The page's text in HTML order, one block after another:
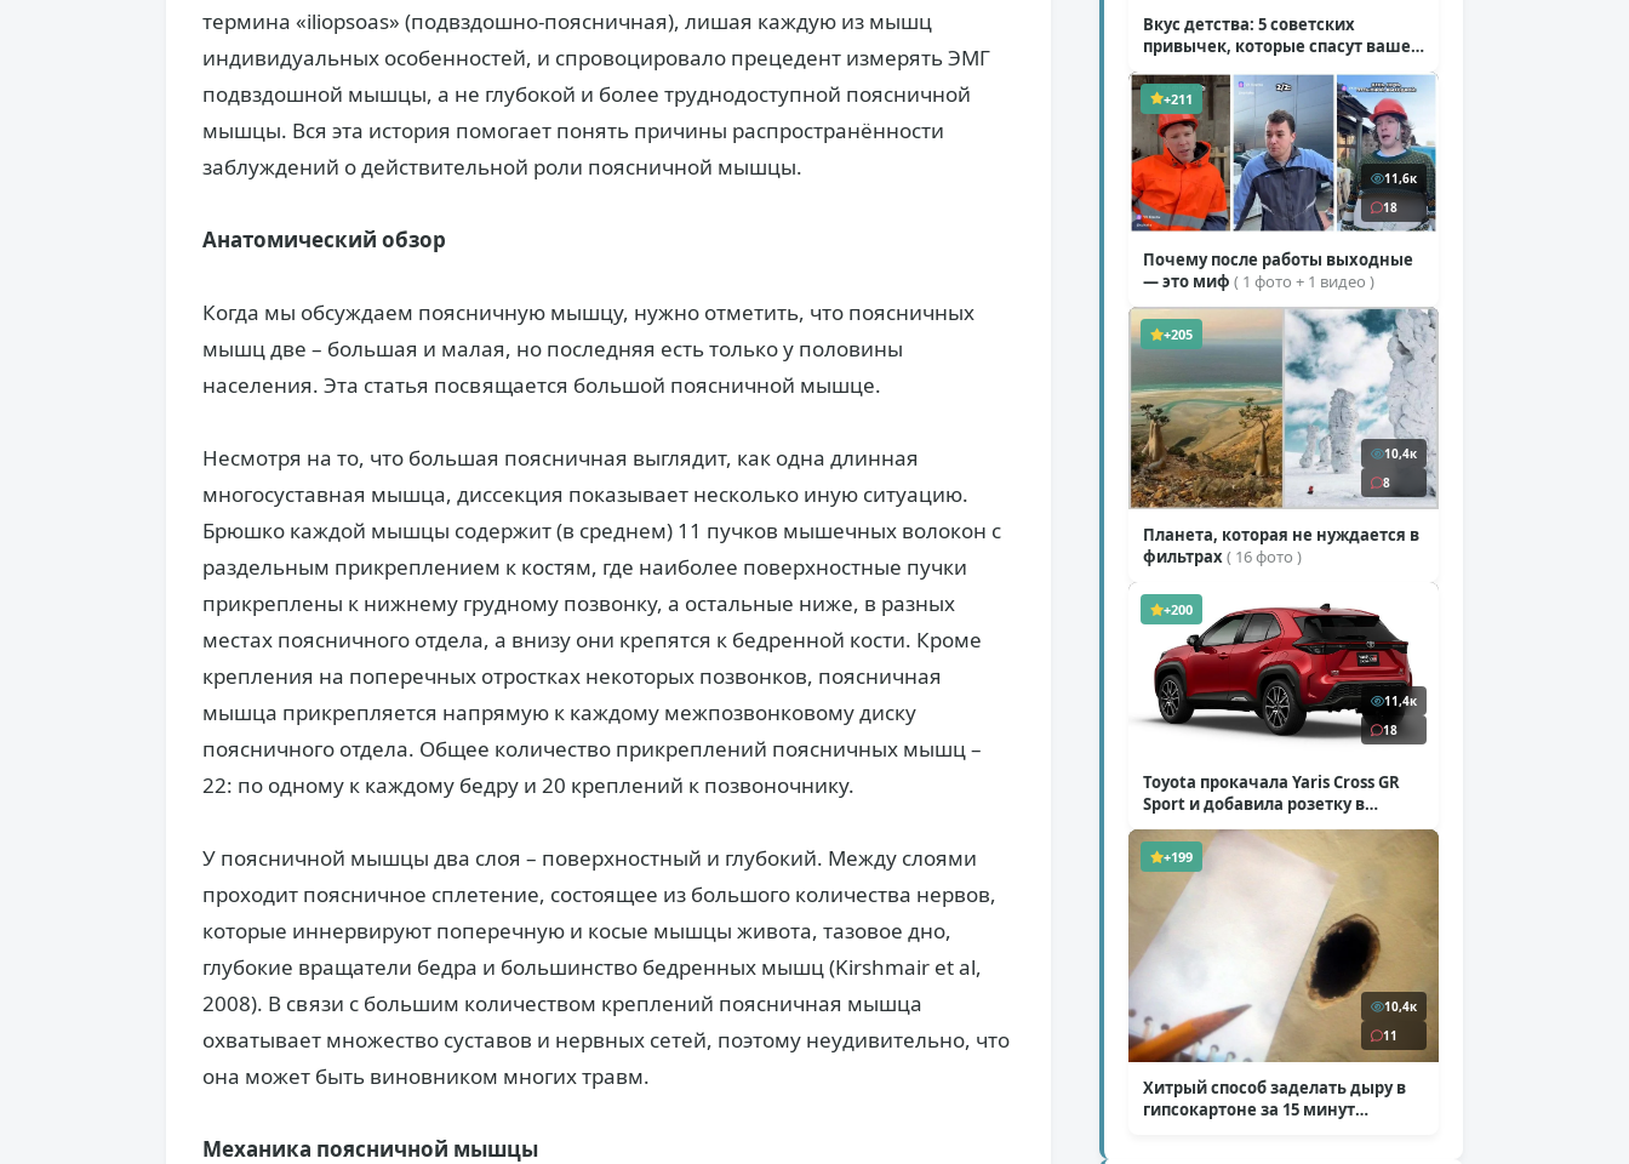
термина «iliopsoas» (подвздошно-поясничная), лишая каждую из мышц
индивидуальных особенностей, и спровоцировало прецедент измерять ЭМГ
подвздошной мышцы, а не глубокой и более труднодоступной поясничной
мышцы. Вся эта история помогает понять причины распространённости
заблуждений о действительной роли поясничной мышцы.
Анатомический обзор
Когда мы обсуждаем поясничную мышцу, нужно отметить, что поясничных
мышц две – большая и малая, но последняя есть только у половины
населения. Эта статья посвящается большой поясничной мышце.
Несмотря на то, что большая поясничная выглядит, как одна длинная
многосуставная мышца, диссекция показывает несколько иную ситуацию.
Брюшко каждой мышцы содержит (в среднем) 11 пучков мышечных волокон с
раздельным прикреплением к костям, где наиболее поверхностные пучки
прикреплены к нижнему грудному позвонку, а остальные ниже, в разных
местах поясничного отдела, а внизу они крепятся к бедренной кости. Кроме
крепления на поперечных отростках некоторых позвонков, поясничная
мышца прикрепляется напрямую к каждому межпозвонковому диску
поясничного отдела. Общее количество прикреплений поясничных мышц –
22: по одному к каждому бедру и 20 креплений к позвоночнику.
У поясничной мышцы два слоя – поверхностный и глубокий. Между слоями
проходит поясничное сплетение, состоящее из большого количества нервов,
которые иннервируют поперечную и косые мышцы живота, тазовое дно,
глубокие вращатели бедра и большинство бедренных мышц (Kirshmair et al,
2008). В связи с большим количеством креплений поясничная мышца
охватывает множество суставов и нервных сетей, поэтому неудивительно, что
она может быть виновником многих травм.
Механика поясничной мышцы
Вкус детства: 5 советских
привычек, которые спасут ваше
+211
11,6к
18
Почему после работы выходные
— это миф ( 1 фото + 1 видео )
+205
10,4к
8
Планета, которая не нуждается в
фильтрах( 16 фото )
+200
11,4к
18
Toyota прокачала Yaris Cross GR
Sport и добавила розетку в
Harrier( 5 фото )
+199
10,4к
11
Хитрый способ заделать дыру в
гипсокартоне за 15 минут